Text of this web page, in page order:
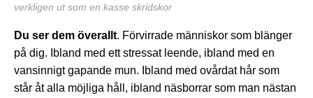
verkligen ut som en kasse skridskor
Du ser dem överallt. Förvirrade människor som blänger
på dig. Ibland med ett stressat leende, ibland med en
vansinnigt gapande mun. Ibland med ovårdat hår som
står åt alla möjliga håll, ibland näsborrar som man nästan